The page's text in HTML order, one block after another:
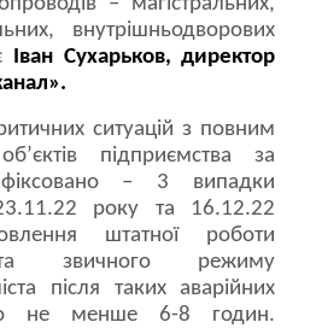
внутрішньодворових
Іван Сухарьков, директор
ситуацій з повним
підприємства за
– 3 випадки
року та 16.12.22
штатної роботи
та звичного режиму
після таких аварійних
не менше 6-8 годин.